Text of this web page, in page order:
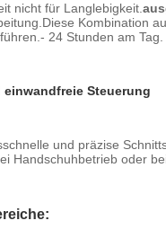
nicht für Langlebigkeit.
Kombination
24 Stunden am Tag.
Steuerung
und präzise
Handschuhbetrieb oder